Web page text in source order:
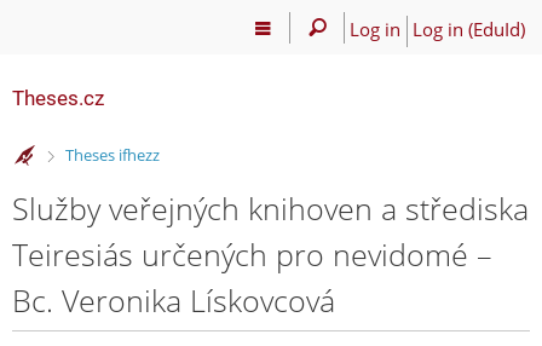
Log in Log in (EduId)
Theses.cz
>
Theses ifhezz
Služby veřejných knihoven a střediska
Teiresiás určených pro nevidomé –
Bc. Veronika Lískovcová